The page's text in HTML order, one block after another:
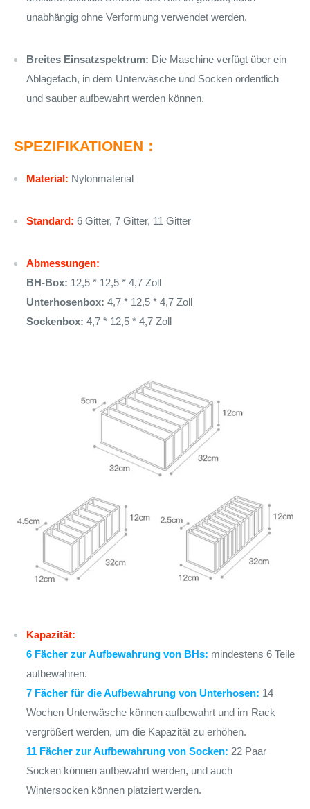
unabhängig ohne Verformung verwendet werden.
Breites Einsatzspektrum: Die Maschine verfügt über ein
Ablagefach, in dem Unterwäsche und Socken ordentlich
und sauber aufbewahrt werden können.
SPEZIFIKATIONEN：
Material: Nylonmaterial
Standard: 6 Gitter, 7 Gitter, 11 Gitter
Abmessungen:
BH-Box: 12,5 * 12,5 * 4,7 Zoll
Unterhosenbox: 4,7 * 12,5 * 4,7 Zoll
Sockenbox: 4,7 * 12,5 * 4,7 Zoll
Kapazität:
6 Fächer zur Aufbewahrung von BHs: mindestens 6 Teile
aufbewahren.
7 Fächer für die Aufbewahrung von Unterhosen: 14
Wochen Unterwäsche können aufbewahrt und im Rack
vergrößert werden, um die Kapazität zu erhöhen.
11 Fächer zur Aufbewahrung von Socken: 22 Paar
Socken können aufbewahrt werden, und auch
Wintersocken können platziert werden.